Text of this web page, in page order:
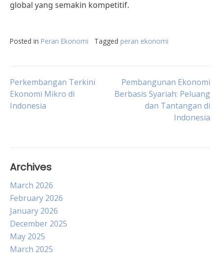
global yang semakin kompetitif.
Posted in Peran Ekonomi Tagged peran ekonomi
Post
navigation
Perkembangan Terkini
Ekonomi Mikro di
Indonesia
Pembangunan Ekonomi
Berbasis Syariah: Peluang
dan Tantangan di
Indonesia
Archives
March 2026
February 2026
January 2026
December 2025
May 2025
March 2025